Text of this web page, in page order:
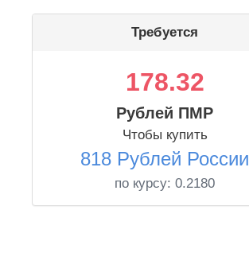
Требуется
178.32
Рублей ПМР
Чтобы купить
818 Рублей России
по курсу: 0.2180